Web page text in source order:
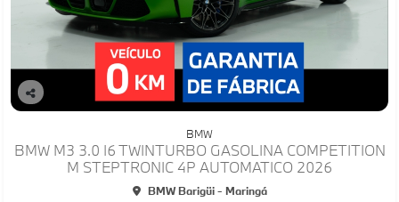
Co
lhe
BMW
BMW M3 3.0 I6 TWINTURBO GASOLINA COMPETITION
M STEPTRONIC 4P AUTOMATICO 2026
BMW Barigüi - Maringá